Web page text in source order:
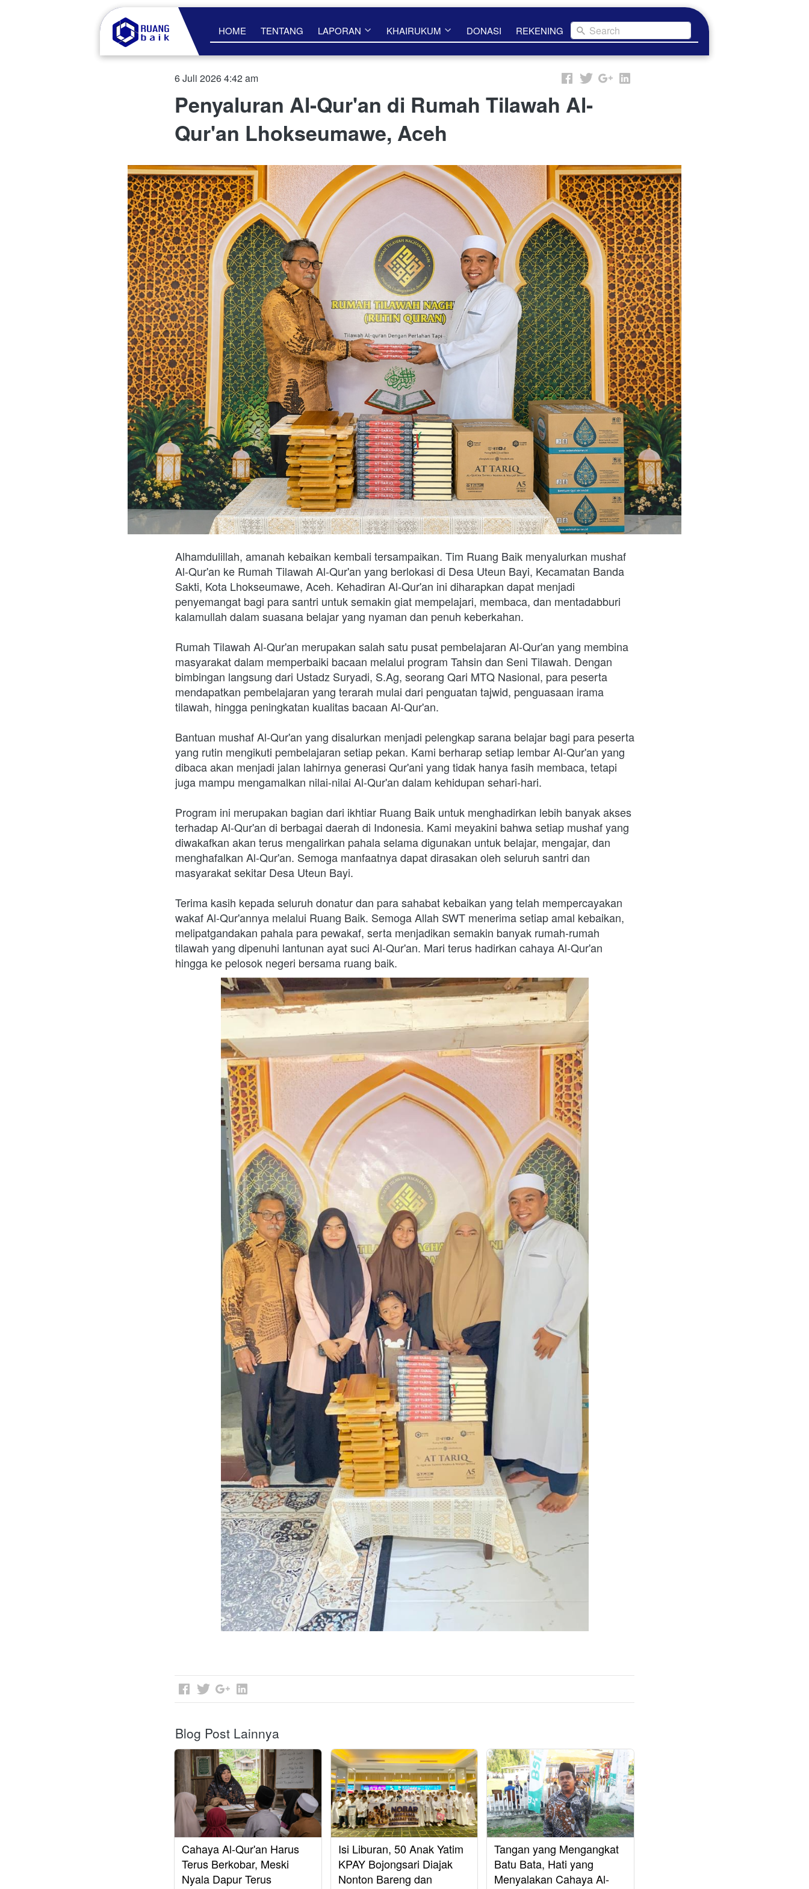
HOME TENTANG LAPORAN KHAIRUKUM DONASI REKENING Search
6 Juli 2026 4:42 am
Penyaluran Al-Qur'an di Rumah Tilawah Al-
Qur'an Lhokseumawe, Aceh
Alhamdulillah, amanah kebaikan kembali tersampaikan. Tim Ruang Baik menyalurkan mushaf
Al-Qur'an ke Rumah Tilawah Al-Qur'an yang berlokasi di Desa Uteun Bayi, Kecamatan Banda
Sakti, Kota Lhokseumawe, Aceh. Kehadiran Al-Qur'an ini diharapkan dapat menjadi
penyemangat bagi para santri untuk semakin giat mempelajari, membaca, dan mentadabburi
kalamullah dalam suasana belajar yang nyaman dan penuh keberkahan.
Rumah Tilawah Al-Qur'an merupakan salah satu pusat pembelajaran Al-Qur'an yang membina
masyarakat dalam memperbaiki bacaan melalui program Tahsin dan Seni Tilawah. Dengan
bimbingan langsung dari Ustadz Suryadi, S.Ag, seorang Qari MTQ Nasional, para peserta
mendapatkan pembelajaran yang terarah mulai dari penguatan tajwid, penguasaan irama
tilawah, hingga peningkatan kualitas bacaan Al-Qur'an.
Bantuan mushaf Al-Qur'an yang disalurkan menjadi pelengkap sarana belajar bagi para peserta
yang rutin mengikuti pembelajaran setiap pekan. Kami berharap setiap lembar Al-Qur'an yang
dibaca akan menjadi jalan lahirnya generasi Qur'ani yang tidak hanya fasih membaca, tetapi
juga mampu mengamalkan nilai-nilai Al-Qur'an dalam kehidupan sehari-hari.
Program ini merupakan bagian dari ikhtiar Ruang Baik untuk menghadirkan lebih banyak akses
terhadap Al-Qur'an di berbagai daerah di Indonesia. Kami meyakini bahwa setiap mushaf yang
diwakafkan akan terus mengalirkan pahala selama digunakan untuk belajar, mengajar, dan
menghafalkan Al-Qur'an. Semoga manfaatnya dapat dirasakan oleh seluruh santri dan
masyarakat sekitar Desa Uteun Bayi.
Terima kasih kepada seluruh donatur dan para sahabat kebaikan yang telah mempercayakan
wakaf Al-Qur'annya melalui Ruang Baik. Semoga Allah SWT menerima setiap amal kebaikan,
melipatgandakan pahala para pewakaf, serta menjadikan semakin banyak rumah-rumah
tilawah yang dipenuhi lantunan ayat suci Al-Qur'an. Mari terus hadirkan cahaya Al-Qur'an
hingga ke pelosok negeri bersama ruang baik.
Blog Post Lainnya
Cahaya Al-Qur'an Harus
Terus Berkobar, Meski
Nyala Dapur Terus
Isi Liburan, 50 Anak Yatim
KPAY Bojongsari Diajak
Nonton Bareng dan
Tangan yang Mengangkat
Batu Bata, Hati yang
Menyalakan Cahaya Al-